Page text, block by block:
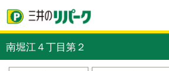
南堀江４丁目第２